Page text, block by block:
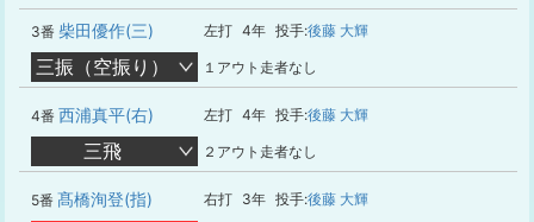
3番 柴田優作(三) 左打 4年 投手:後藤 大輝
三振（空振り） １アウト走者なし
4番 西浦真平(右) 左打 4年 投手:後藤 大輝
三飛 ２アウト走者なし
5番 髙橋洵登(指) 右打 3年 投手:後藤 大輝